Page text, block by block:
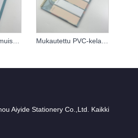
Aiyide Stationery Co.,Ltd. Kaikki